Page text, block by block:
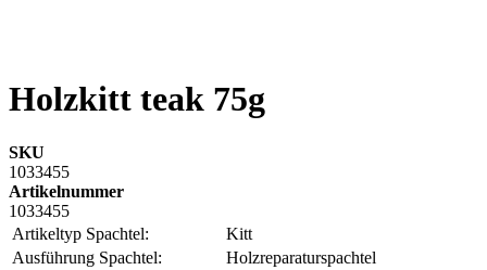
Holzkitt teak 75g
SKU
1033455
Artikelnummer
1033455
Artikeltyp Spachtel:
Kitt
Ausführung Spachtel:
Holzreparaturspachtel